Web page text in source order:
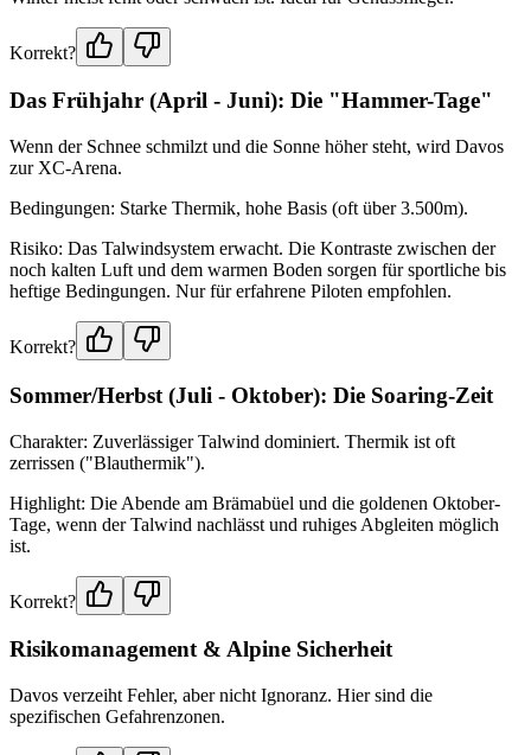
Korrekt?
Das Frühjahr (April - Juni): Die "Hammer-Tage"
Wenn der Schnee schmilzt und die Sonne höher steht, wird Davos
zur XC-Arena.
Bedingungen: Starke Thermik, hohe Basis (oft über 3.500m).
Risiko: Das Talwindsystem erwacht. Die Kontraste zwischen der
noch kalten Luft und dem warmen Boden sorgen für sportliche bis
heftige Bedingungen. Nur für erfahrene Piloten empfohlen.
Korrekt?
Sommer/Herbst (Juli - Oktober): Die Soaring-Zeit
Charakter: Zuverlässiger Talwind dominiert. Thermik ist oft
zerrissen ("Blauthermik").
Highlight: Die Abende am Brämabüel und die goldenen Oktober-
Tage, wenn der Talwind nachlässt und ruhiges Abgleiten möglich
ist.
Korrekt?
Risikomanagement & Alpine Sicherheit
Davos verzeiht Fehler, aber nicht Ignoranz. Hier sind die
spezifischen Gefahrenzonen.